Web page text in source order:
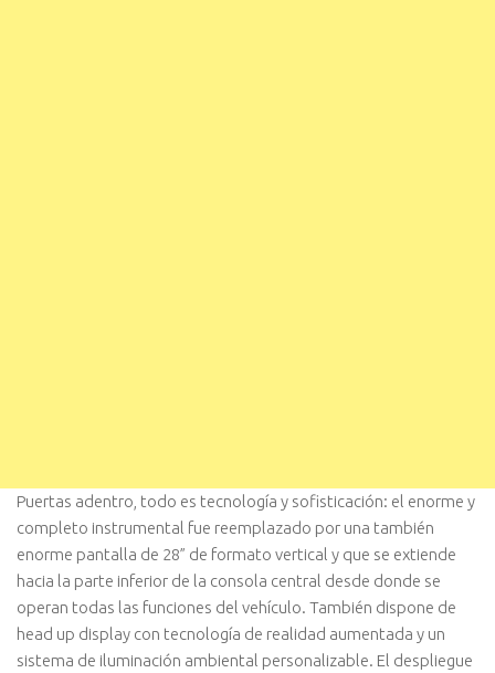
Puertas adentro, todo es tecnología y sofisticación: el enorme y
completo instrumental fue reemplazado por una también
enorme pantalla de 28” de formato vertical y que se extiende
hacia la parte inferior de la consola central desde donde se
operan todas las funciones del vehículo. También dispone de
head up display con tecnología de realidad aumentada y un
sistema de iluminación ambiental personalizable. El despliegue